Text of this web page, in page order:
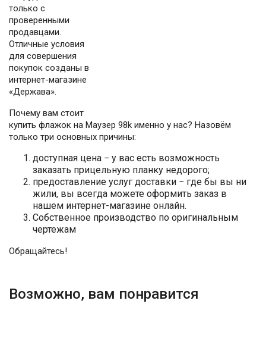
только с
проверенными
продавцами.
Отличные условия
для совершения
покупок созданы в
интернет-магазине
«Держава».
Почему вам стоит
купить флажок на Маузер 98k именно у нас? Назовём
только три основных причины:
доступная цена − у вас есть возможность
заказать прицельную планку недорого;
предоставление услуг доставки − где бы вы ни
жили, вы всегда можете оформить заказ в
нашем интернет-магазине онлайн.
Собственное производство по оригинальным
чертежам
Обращайтесь!
Возможно, вам понравится